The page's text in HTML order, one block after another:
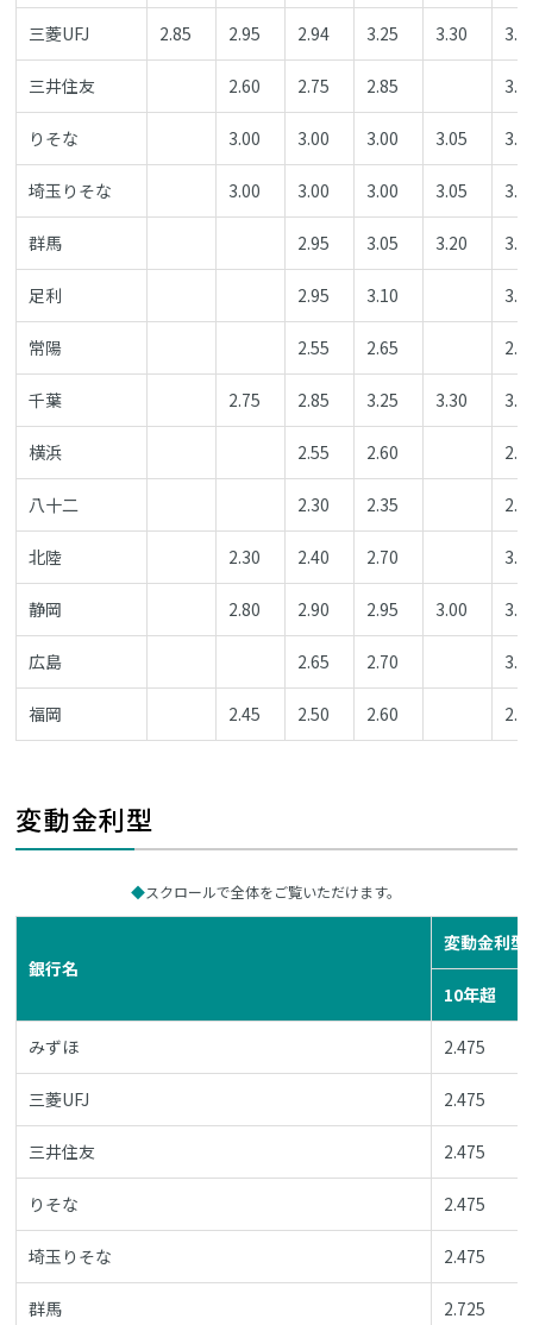
三菱UFJ 2.85 2.95 2.94 3.25 3.30
三井住友 2.60 2.75 2.85
りそな 3.00 3.00 3.00 3.05
埼玉りそな 3.00 3.00 3.00 3.05
群馬 2.95 3.05 3.20
足利 2.95 3.10
常陽 2.55 2.65
千葉 2.75 2.85 3.25 3.30
横浜 2.55 2.60
八十二 2.30 2.35
北陸 2.30 2.40 2.70
静岡 2.80 2.90 2.95 3.00
広島 2.65 2.70
福岡 2.45 2.50 2.60
変動金利型
スクロールで全体をご覧いただけます。
銀行名
変動金利型
10年超
みずほ 2.475
三菱UFJ 2.475
三井住友 2.475
りそな 2.475
埼玉りそな 2.475
群馬 2.725